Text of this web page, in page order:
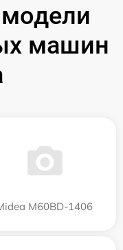
машин
M60BD-1406